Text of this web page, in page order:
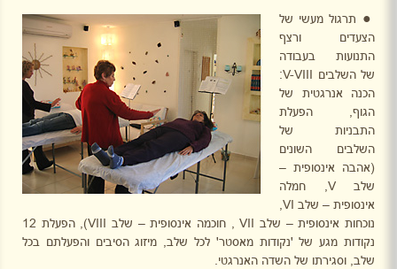
● תרגול מעשי של
הצעדים ורצף
התנועות בעבודה
של השלבים V-VIII
:
הכנה אנרגטית של
הגוף, הפעלת
התבניות של
השלבים השונים
(אהבה אינסופית –
שלבV , חמלה
אינסופית – שלב VI
נוכחות אינסופית – שלב VII , חוכמה אינסופית – שלב VIII
), הפעלת 12
נקודות מגע של 'נקודות מאסטר' לכל שלב, מיזוג הסיבים והפעלתם בכל
שלב, וסגירתו של השדה האנרגטי.